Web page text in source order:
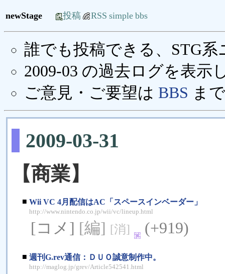
newStage 投稿 RSS simple bbs
誰でも投稿できる、STG
2009-03 の過去ログを表示
ご意見・ご要望は BBS ま
2009-03-31
【商業】
■ Wii VC 4月配信はAC「スペースインベーダー」
http://www.nintendo.co.jp/wii/vc/lineup.html
[コメ] [編] [消] (+919)
■ 週刊G.rev通信：ＤＵＯ誠意制作中。
http://maglog.jp/grev/Article542541.html